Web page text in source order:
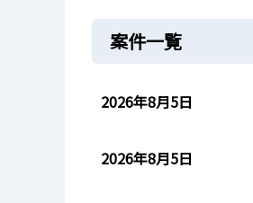
案件一覧
2026年8月5日
2026年8月5日